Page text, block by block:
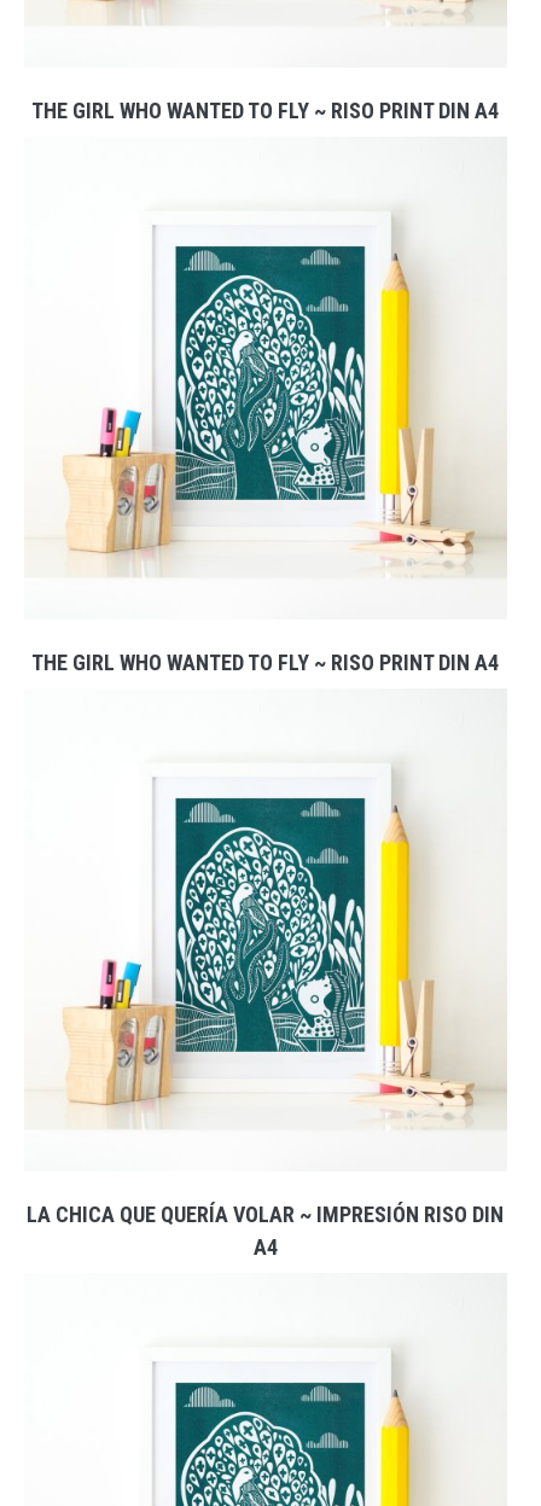
THE GIRL WHO WANTED TO FLY ~ RISO PRINT DIN A4
THE GIRL WHO WANTED TO FLY ~ RISO PRINT DIN A4
LA CHICA QUE QUERÍA VOLAR ~ IMPRESIÓN RISO DIN
A4